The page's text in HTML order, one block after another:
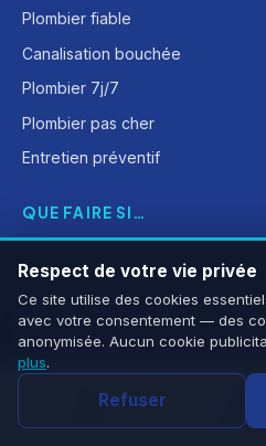
Plombier fiable
Canalisation bouchée
Plombier 7j/7
Plombier pas cher
Entretien préventif
QUE FAIRE SI…
Fuite d'eau le dimanche
WC bouché la nuit
Chauffe-eau en panne le
Dégât des eaux en vacances
Fuite d'eau en vacances
Respect de votre vie privée
Ce site utilise des cookies
avec votre consentement — des
anonymisée. Aucun cookie
plus.
Refuser